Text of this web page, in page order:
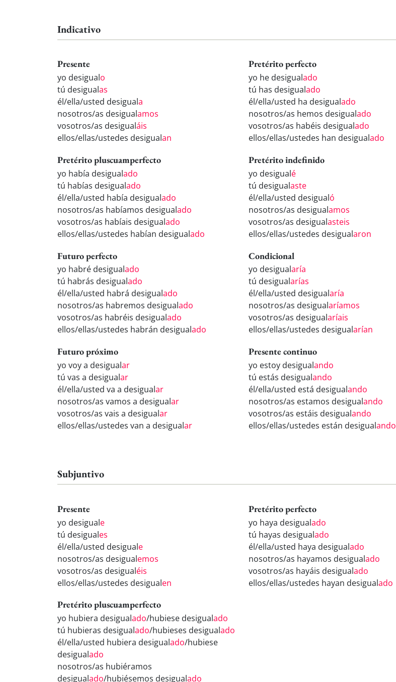
Indicativo
Presente
yo desigualo
tú desigualas
él/ella/usted desiguala
nosotros/as desigualamos
vosotros/as desigualáis
ellos/ellas/ustedes desigualan
Pretérito perfecto
yo he desigualado
tú has desigualado
él/ella/usted ha desigualado
nosotros/as hemos desigualado
vosotros/as habéis desigualado
ellos/ellas/ustedes han desigualado
Pretérito pluscuamperfecto
yo había desigualado
tú habías desigualado
él/ella/usted había desigualado
nosotros/as habíamos desigualado
vosotros/as habíais desigualado
ellos/ellas/ustedes habían desigualado
Pretérito indefinido
yo desigualé
tú desigualaste
él/ella/usted desigualó
nosotros/as desigualamos
vosotros/as desigualasteis
ellos/ellas/ustedes desigualaron
Futuro perfecto
yo habré desigualado
tú habrás desigualado
él/ella/usted habrá desigualado
nosotros/as habremos desigualado
vosotros/as habréis desigualado
ellos/ellas/ustedes habrán desigualado
Condicional
yo desigualaría
tú desigualarías
él/ella/usted desigualaría
nosotros/as desigualaríamos
vosotros/as desigualaríais
ellos/ellas/ustedes desigualarían
Futuro próximo
yo voy a desigualar
tú vas a desigualar
él/ella/usted va a desigualar
nosotros/as vamos a desigualar
vosotros/as vais a desigualar
ellos/ellas/ustedes van a desigualar
Presente continuo
yo estoy desigualando
tú estás desigualando
él/ella/usted está desigualando
nosotros/as estamos desigualando
vosotros/as estáis desigualando
ellos/ellas/ustedes están desigualando
Subjuntivo
Presente
yo desiguale
tú desiguales
él/ella/usted desiguale
nosotros/as desigualemos
vosotros/as desigualéis
ellos/ellas/ustedes desigualen
Pretérito perfecto
yo haya desigualado
tú hayas desigualado
él/ella/usted haya desigualado
nosotros/as hayamos desigualado
vosotros/as hayáis desigualado
ellos/ellas/ustedes hayan desigualado
Pretérito pluscuamperfecto
yo hubiera desigualado/hubiese desigualado
tú hubieras desigualado/hubieses desigualado
él/ella/usted hubiera desigualado/hubiese
desigualado
nosotros/as hubiéramos
desigualado/hubiésemos desigualado